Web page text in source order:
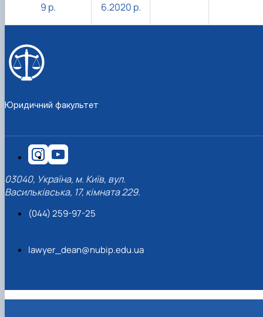
9 р.
6.2020 р.
Юридичний факультет
03040, Україна, м. Київ, вул.
Васильківська, 17, кімната 229.
(044) 259-97-25
lawyer_dean@nubip.edu.ua